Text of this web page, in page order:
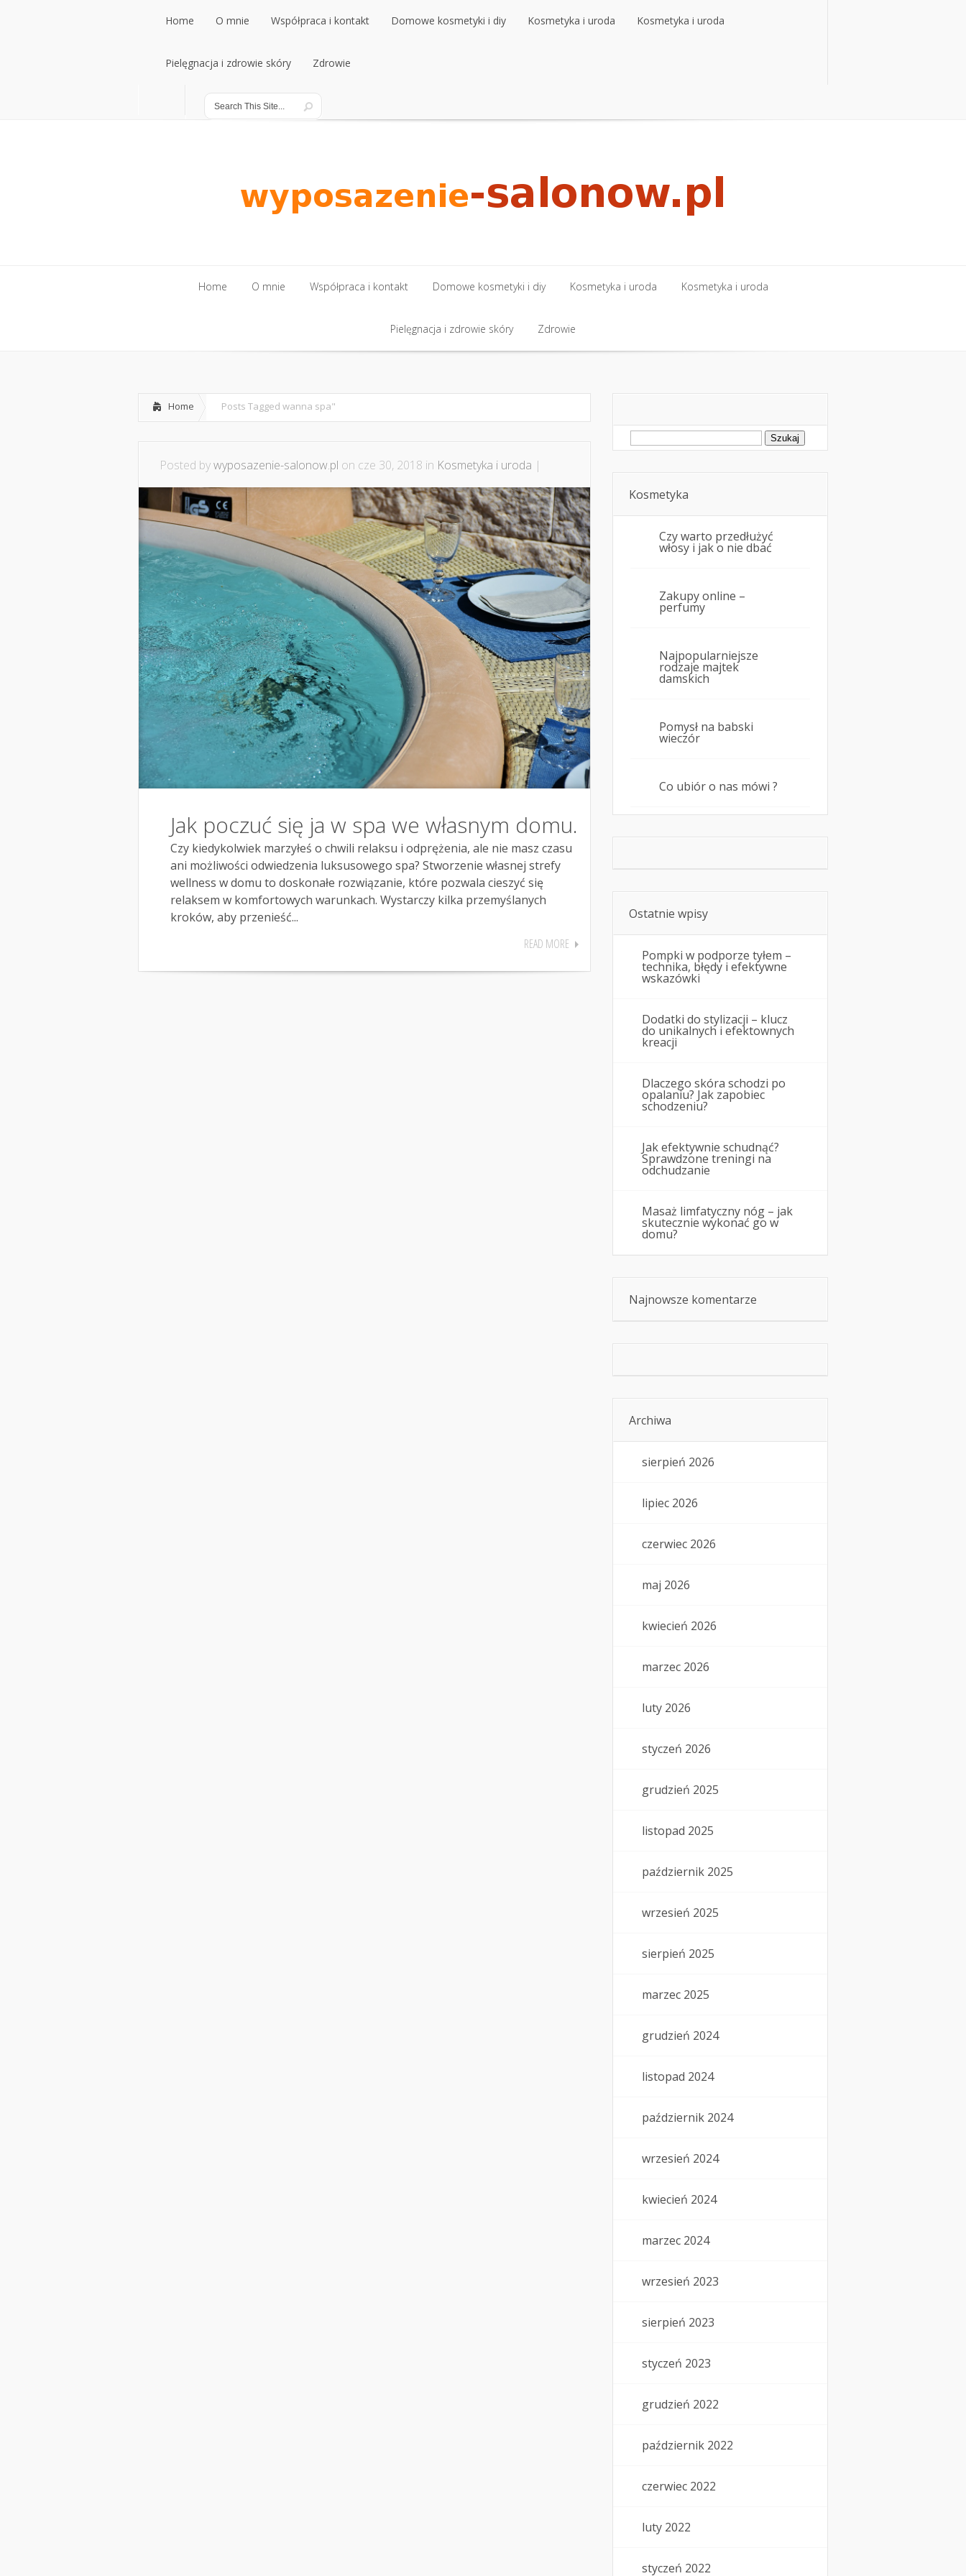
Home
Home
O mnie
O mnie
Współpraca i kontakt
Współpraca i kontakt
Domowe kosmetyki i diy Kosmetyka i uroda Kosmetyka i uroda
Pielęgnacja i zdrowie skóry
Pielęgnacja i zdrowie skóry
Zdrowie
Home O mnie Współpraca i kontakt
Współpraca i kontakt
Domowe kosmetyki i diy
Domowe kosmetyki i diy
Kosmetyka i uroda
Kosmetyka i uroda
Kosmetyka i uroda
Pielęgnacja i zdrowie skóry Zdrowie
Home Posts Tagged wanna spa"
Posted bywyposazenie-salonow.pl on cze 30, 2018 in Kosmetyka i uroda |
Jak poczuć się ja w spa we własnym domu.
Czy kiedykolwiek marzyłeś o chwili relaksu i odprężenia, ale nie masz czasu
ani możliwości odwiedzenia luksusowego spa? Stworzenie własnej strefy
wellness w domu to doskonałe rozwiązanie, które pozwala cieszyć się
relaksem w komfortowych warunkach. Wystarczy kilka przemyślanych
kroków, aby przenieść...
READ MORE
Szukaj:
Kosmetyka
Czy warto przedłużyć
włosy i jak o nie dbać
Zakupy online –
perfumy
Najpopularniejsze
rodzaje majtek
damskich
Pomysł na babski
wieczór
Co ubiór o nas mówi ?
Ostatnie wpisy
Pompki w podporze tyłem –
technika, błędy i efektywne
wskazówki
Dodatki do stylizacji – klucz
do unikalnych i efektownych
kreacji
Dlaczego skóra schodzi po
opalaniu? Jak zapobiec
schodzeniu?
Jak efektywnie schudnąć?
Sprawdzone treningi na
odchudzanie
Masaż limfatyczny nóg – jak
skutecznie wykonać go w
domu?
Najnowsze komentarze
Archiwa
sierpień 2026
lipiec 2026
czerwiec 2026
maj 2026
kwiecień 2026
marzec 2026
luty 2026
styczeń 2026
grudzień 2025
listopad 2025
październik 2025
wrzesień 2025
sierpień 2025
marzec 2025
grudzień 2024
listopad 2024
październik 2024
wrzesień 2024
kwiecień 2024
marzec 2024
wrzesień 2023
sierpień 2023
styczeń 2023
grudzień 2022
październik 2022
czerwiec 2022
luty 2022
styczeń 2022